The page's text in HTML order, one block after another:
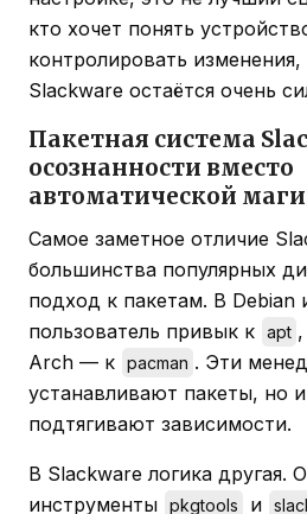
кто хочет понять
контролировать
Slackware остаётся очень
Пакетная система
осознанности вместо
автоматической
Самое заметное отличие
большинства популярных
подход к пакетам. В Debian
пользователь привык к apt
Arch — к pacman . Эти
устанавливают пакеты, но
подтягивают зависимости.
В Slackware логика другая.
инструменты pkgtools и